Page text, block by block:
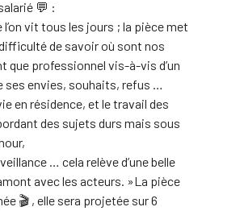
💬 :
l’on vit tous les jours ; la pièce met
de savoir où sont nos
que professionnel vis-à-vis d’un
ses envies, souhaits, refus …
en résidence, et le travail des
des sujets durs mais sous
… cela relève d’une belle
avec les acteurs. »La pièce
🎬 , elle sera projetée sur 6